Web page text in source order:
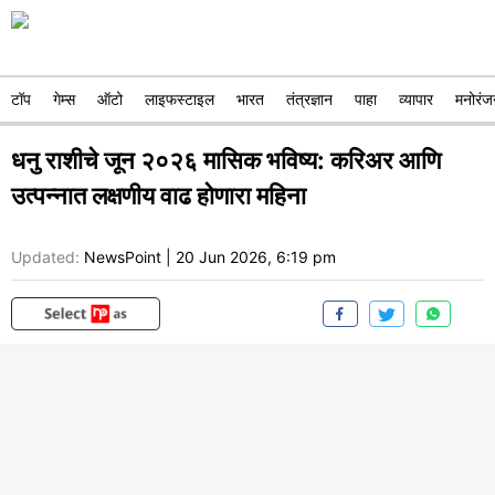
टॉप गेम्स ऑटो लाइफस्टाइल भारत तंत्रज्ञान पाहा व्यापार
धनु राशीचे जून २०२६ मासिक भविष्य: करिअर आणि
उत्पन्नात लक्षणीय वाढ होणारा महिना
Updated: NewsPoint 20 Jun 2026, 6:19 pm